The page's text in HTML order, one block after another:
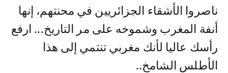
ناصروا الأشقاء الجزائريين في محنتهم، إنها
أنفة المغرب وشموخه على مر التاريخ... ارفع
رأسك عاليا لأنك مغربي تنتمي إلى هذا
الأطلس الشامخ..